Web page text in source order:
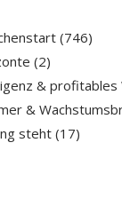
(746)
(2)
& profitables
&
steht(17)